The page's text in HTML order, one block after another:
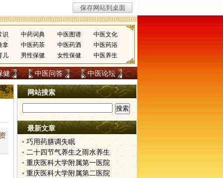
识 中药词典 中医图谱
中医文化
拿
中医药茶 中医药酒
中医药浴
儿
男性保健 女性保健 中医养生
健 中医问答 中医论坛
网站搜索
最新文章
巧用药膳调失眠
二十四节气养生之雨水养生
重庆医科大学附属第一医院
重庆医科大学附属第二医院